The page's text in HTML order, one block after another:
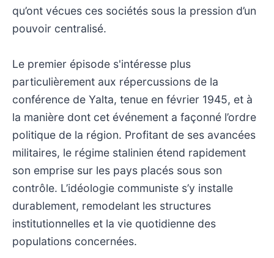
qu’ont vécues ces sociétés sous la pression d’un
pouvoir centralisé.
Le premier épisode s'intéresse plus
particulièrement aux répercussions de la
conférence de Yalta, tenue en février 1945, et à
la manière dont cet événement a façonné l’ordre
politique de la région. Profitant de ses avancées
militaires, le régime stalinien étend rapidement
son emprise sur les pays placés sous son
contrôle. L’idéologie communiste s’y installe
durablement, remodelant les structures
institutionnelles et la vie quotidienne des
populations concernées.